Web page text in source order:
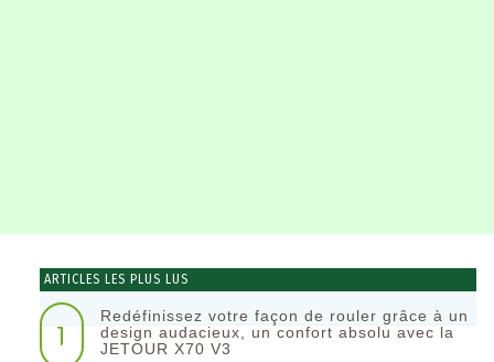
ARTICLES LES PLUS LUS
1
Redéfinissez votre façon de rouler grâce à un
design audacieux, un confort absolu avec la
JETOUR X70 V3